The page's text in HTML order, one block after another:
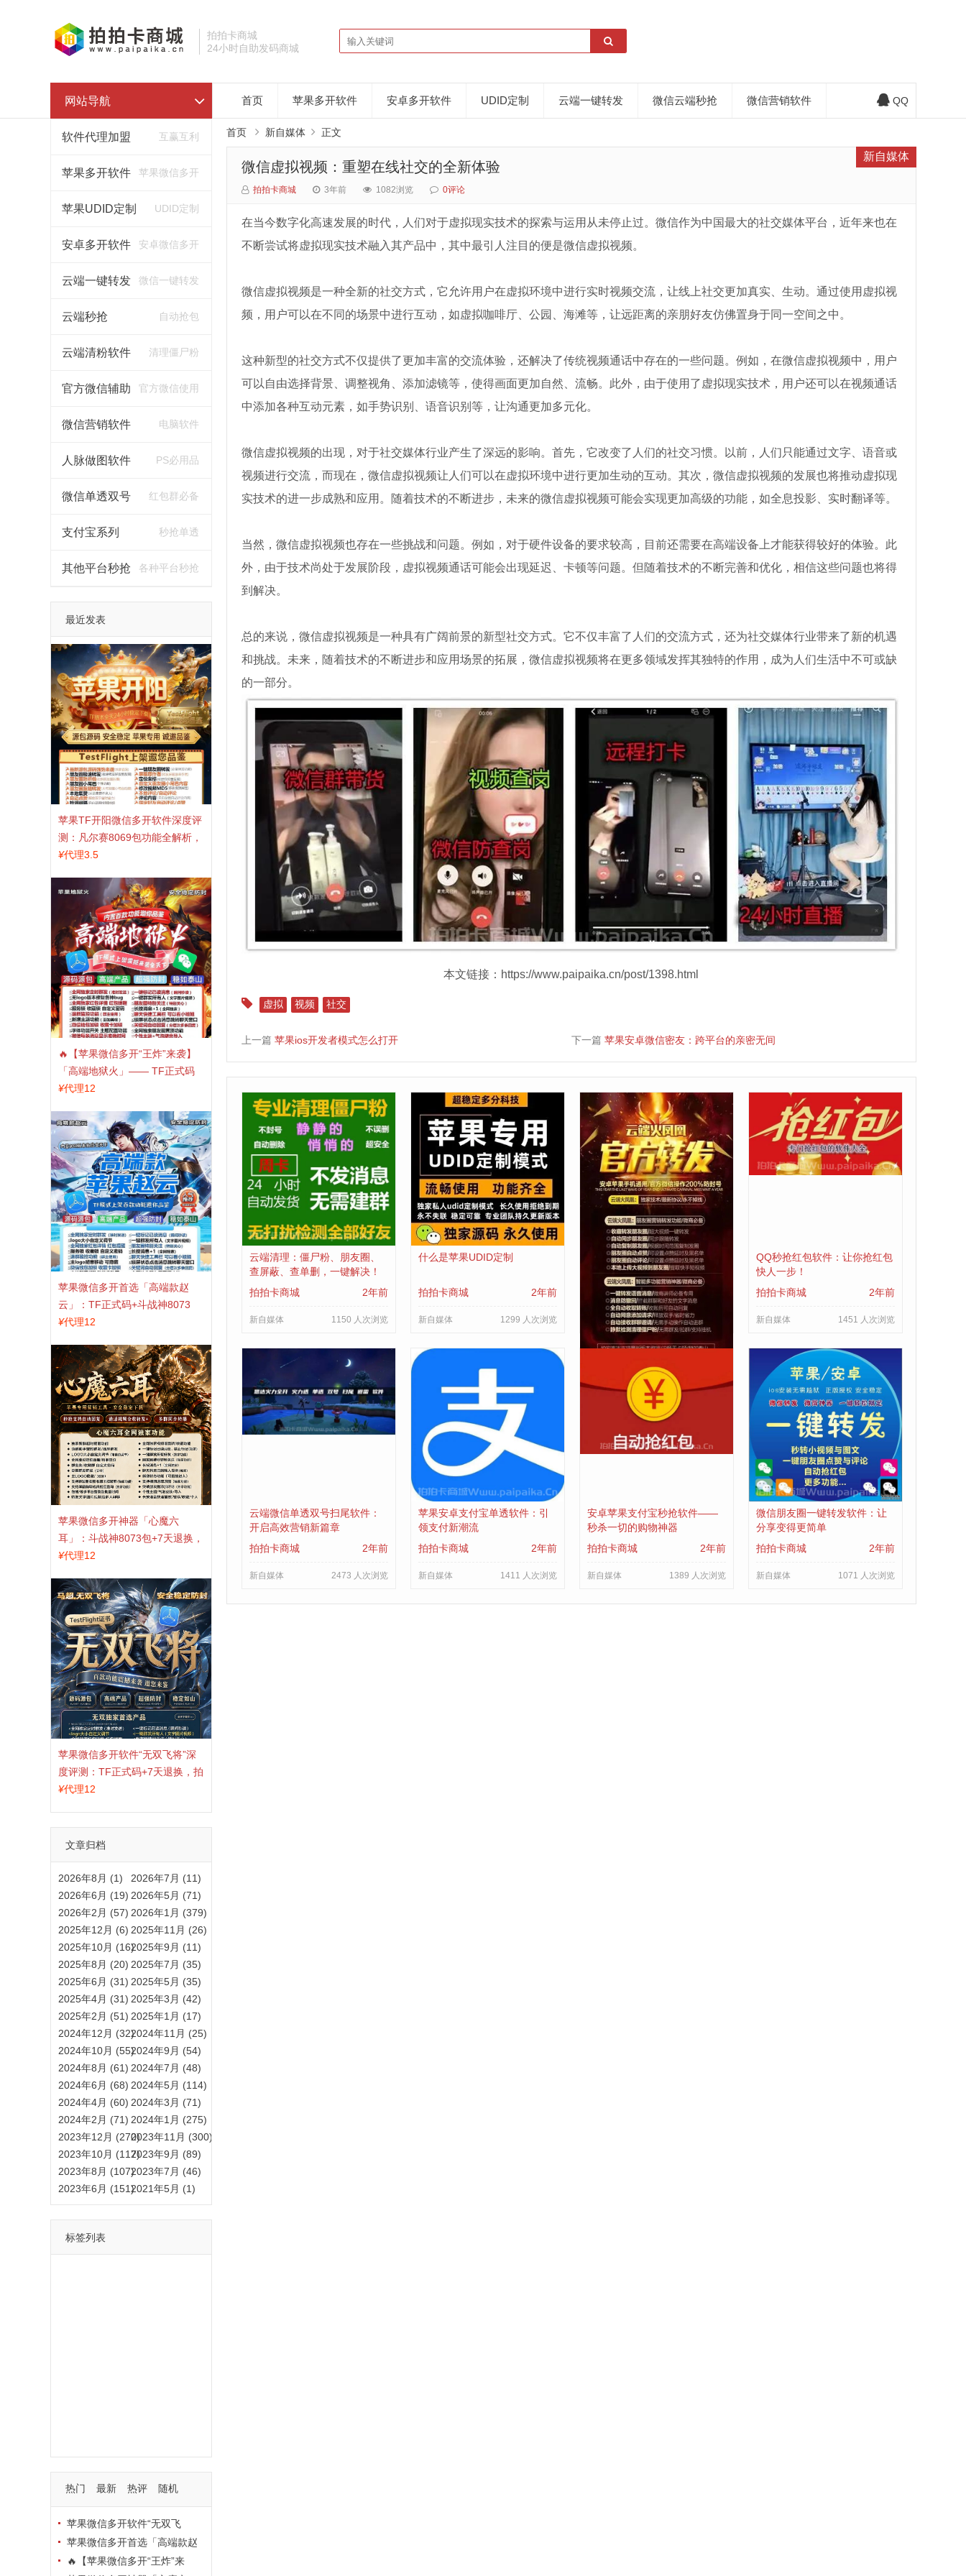
拍拍卡商城
24小时自助发码商城
网站导航
软件代理加盟 互赢互利
苹果多开软件 苹果微信多开
苹果UDID定制 UDID定制
安卓多开软件 安卓微信多开
云端一键转发 微信一键转发
云端秒抢 自动抢包
云端清粉软件 清理僵尸粉
官方微信辅助 官方微信使用
微信营销软件 电脑软件
人脉做图软件 PS必用品
微信单透双号 红包群必备
支付宝系列 秒抢单透
其他平台秒抢 各种平台秒抢
最近发表
苹果TF开阳微信多开软件深度评
测：凡尔赛8069包功能全解析，
TestFlight稳定版上架，激活认准
¥代理3.5
🔥【苹果微信多开“王炸”来袭】
「高端地狱火」—— TF正式码
+斗战神8073包，7天退换，安全
¥代理12
苹果微信多开首选「高端款赵
云」：TF正式码+斗战神8073
包，7天退换认准拍拍卡激活码
¥代理12
苹果微信多开神器「心魔六
耳」：斗战神8073包+7天退换，
认准拍拍卡激活码商城
¥代理12
苹果微信多开软件“无双飞将”深
度评测：TF正式码+7天退换，拍
拍卡激活码商城正品保障
¥代理12
文章归档
2026年8月 (1)
2026年7月 (11)
2026年6月 (19) 2026年5月 (71)
2026年2月 (57) 2026年1月 (379)
2025年12月 (6) 2025年11月 (26)
2025年10月 (16)2025年9月 (11)
2025年8月 (20) 2025年7月 (35)
2025年6月 (31) 2025年5月 (35)
2025年4月 (31) 2025年3月 (42)
2025年2月 (51) 2025年1月 (17)
2024年12月 (32)2024年11月 (25)
2024年10月 (55)2024年9月 (54)
2024年8月 (61) 2024年7月 (48)
2024年6月 (68) 2024年5月 (114)
2024年4月 (60) 2024年3月 (71)
2024年2月 (71) 2024年1月 (275)
2023年12月 (270)2023年11月 (300)
2023年10月 (117)2023年9月 (89)
2023年8月 (107)2023年7月 (46)
2023年6月 (151)2021年5月 (1)
标签列表
热门 最新 热评 随机
苹果微信多开软件“无双飞
将”深度评测：TF正式码+7天退
换，拍拍卡激活码商城正品保障
苹果微信多开首选「高端款赵
云」：TF正式码+斗战神8073
🔥【苹果微信多开“王炸”来
首页 苹果多开软件 安卓多开软件 UDID定制 云端一键转发 微信云端秒抢 微信营销软件 QQ
首页 新自媒体 正文
微信虚拟视频：重塑在线社交的全新体验
新自媒体
拍拍卡商城 3年前 1082浏览 0评论
在当今数字化高速发展的时代，人们对于虚拟现实技术的探索与运用从未停止过。微信作为中国最大的社交媒体平台，近年来也在
不断尝试将虚拟现实技术融入其产品中，其中最引人注目的便是微信虚拟视频。
微信虚拟视频是一种全新的社交方式，它允许用户在虚拟环境中进行实时视频交流，让线上社交更加真实、生动。通过使用虚拟视
频，用户可以在不同的场景中进行互动，如虚拟咖啡厅、公园、海滩等，让远距离的亲朋好友仿佛置身于同一空间之中。
这种新型的社交方式不仅提供了更加丰富的交流体验，还解决了传统视频通话中存在的一些问题。例如，在微信虚拟视频中，用户
可以自由选择背景、调整视角、添加滤镜等，使得画面更加自然、流畅。此外，由于使用了虚拟现实技术，用户还可以在视频通话
中添加各种互动元素，如手势识别、语音识别等，让沟通更加多元化。
微信虚拟视频的出现，对于社交媒体行业产生了深远的影响。首先，它改变了人们的社交习惯。以前，人们只能通过文字、语音或
视频进行交流，而现在，微信虚拟视频让人们可以在虚拟环境中进行更加生动的互动。其次，微信虚拟视频的发展也将推动虚拟现
实技术的进一步成熟和应用。随着技术的不断进步，未来的微信虚拟视频可能会实现更加高级的功能，如全息投影、实时翻译等。
当然，微信虚拟视频也存在一些挑战和问题。例如，对于硬件设备的要求较高，目前还需要在高端设备上才能获得较好的体验。此
外，由于技术尚处于发展阶段，虚拟视频通话可能会出现延迟、卡顿等问题。但随着技术的不断完善和优化，相信这些问题也将得
到解决。
总的来说，微信虚拟视频是一种具有广阔前景的新型社交方式。它不仅丰富了人们的交流方式，还为社交媒体行业带来了新的机遇
和挑战。未来，随着技术的不断进步和应用场景的拓展，微信虚拟视频将在更多领域发挥其独特的作用，成为人们生活中不可或缺
的一部分。
本文链接：https://www.paipaika.cn/post/1398.html
虚拟 视频 社交
上一篇 苹果ios开发者模式怎么打开 下一篇 ​苹果安卓微信密友：跨平台的亲密无间
云端清理：僵尸粉、朋友圈、
查屏蔽、查单删，一键解决！
拍拍卡商城
2年前
新自媒体 1150 人次浏览
什么是苹果UDID定制
拍拍卡商城 2年前
新自媒体 1299 人次浏览
云端转发上传大视频软件：重
塑在线视频分享体验
拍拍卡商城
新自媒体 1163 人次浏览
QQ秒抢红包软件：让你抢红包
快人一步！
拍拍卡商城
2年前
新自媒体 1451 人次浏览
云端微信单透双号扫尾软件：
开启高效营销新篇章
拍拍卡商城
2年前
新自媒体 2473 人次浏览
苹果安卓支付宝单透软件：引
领支付新潮流
拍拍卡商城
2年前
新自媒体 1411 人次浏览
安卓苹果支付宝秒抢软件——
秒杀一切的购物神器
拍拍卡商城
2年前
新自媒体 1389 人次浏览
微信朋友圈一键转发软件：让
分享变得更简单
拍拍卡商城
2年前
新自媒体 1071 人次浏览